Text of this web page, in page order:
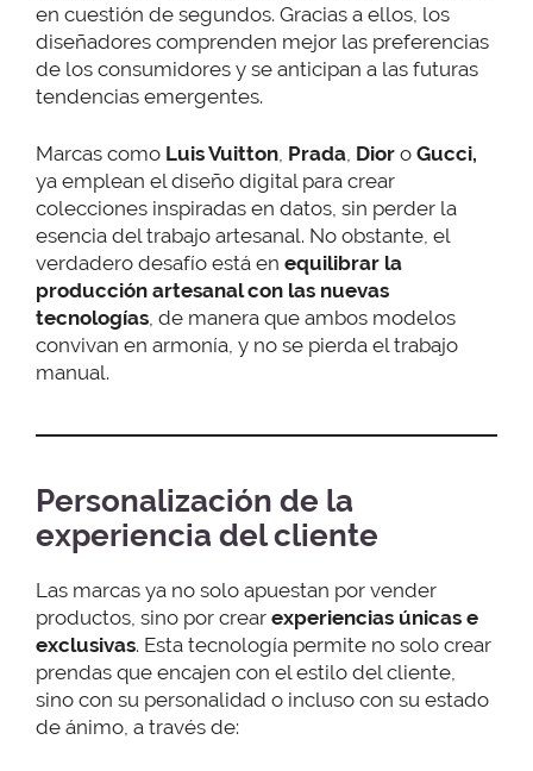
en cuestión de segundos. Gracias a ellos, los
diseñadores comprenden mejor las preferencias
de los consumidores y se anticipan a las futuras
tendencias emergentes.
Marcas como Luis Vuitton, Prada, Dior o Gucci,
ya emplean el diseño digital para crear
colecciones inspiradas en datos, sin perder la
esencia del trabajo artesanal. No obstante, el
verdadero desafío está en equilibrar la
producción artesanal con las nuevas
tecnologías, de manera que ambos modelos
convivan en armonía, y no se pierda el trabajo
manual.
Personalización de la
experiencia del cliente
Las marcas ya no solo apuestan por vender
productos, sino por crear experiencias únicas e
exclusivas. Esta tecnología permite no solo crear
prendas que encajen con el estilo del cliente,
sino con su personalidad o incluso con su estado
de ánimo, a través de: